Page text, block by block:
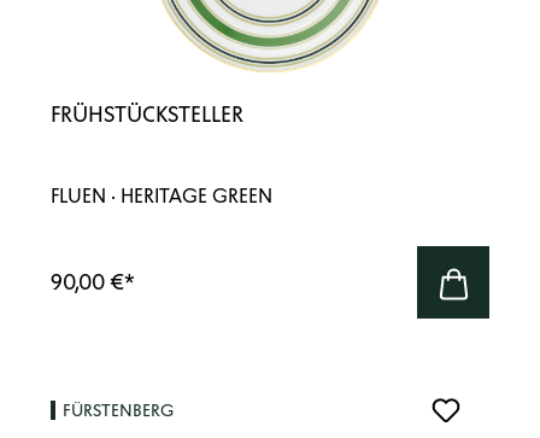
FRÜHSTÜCKSTELLER
FLUEN · HERITAGE GREEN
90,00 €*
FÜRSTENBERG